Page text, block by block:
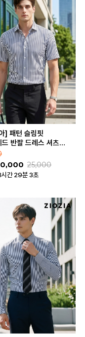
] 패턴 슬림핏
드 반팔 드레스 셔츠
25,000
간 29분 3초